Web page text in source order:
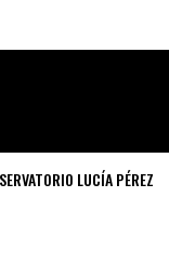
LUCÍA PÉREZ